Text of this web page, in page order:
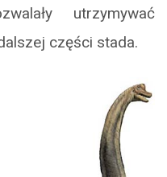
utrzymywać
części stada.